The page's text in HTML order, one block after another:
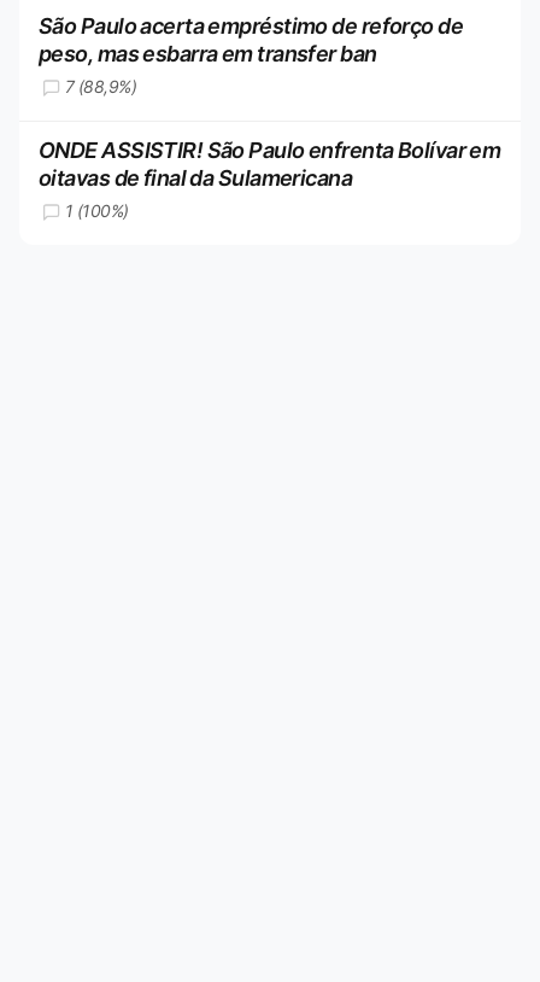
São Paulo acerta empréstimo de reforço de
peso, mas esbarra em transfer ban
7 (88,9%)
ONDE ASSISTIR! São Paulo enfrenta Bolívar em
oitavas de final da Sulamericana
1 (100%)